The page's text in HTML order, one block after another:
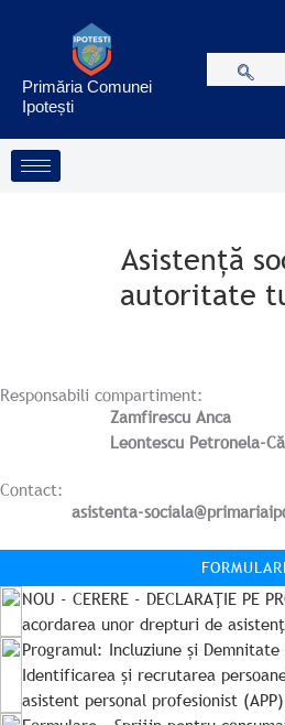
Primăria Comunei
Ipotești
Asistență
autoritate
Responsabili compartiment:
Zamfirescu Anca
Leontescu Petronela-
Contact:
asistenta-
NOU - CERERE - DECLARAŢIE PE
acordarea unor drepturi de
Programul: Incluziune și Demnitate
Identificarea și recrutarea
asistent personal profesionist